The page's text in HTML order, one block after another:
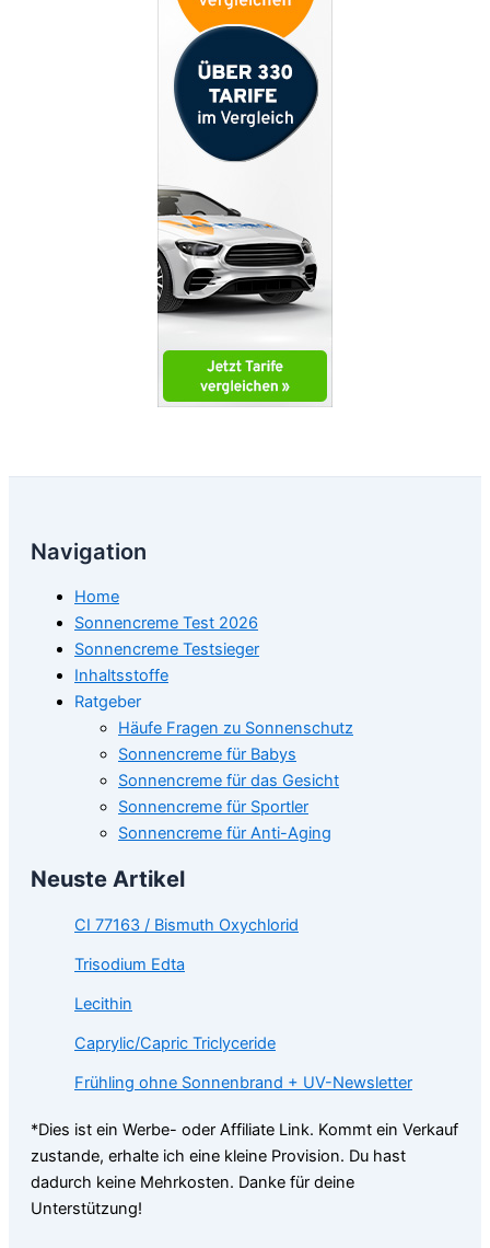
Navigation
Home
Sonnencreme Test 2026
Sonnencreme Testsieger
Inhaltsstoffe
Ratgeber
Häufe Fragen zu Sonnenschutz
Sonnencreme für Babys
Sonnencreme für das Gesicht
Sonnencreme für Sportler
Sonnencreme für Anti-Aging
Neuste Artikel
CI 77163 / Bismuth Oxychlorid
Trisodium Edta
Lecithin
Caprylic/Capric Triclyceride
Frühling ohne Sonnenbrand + UV-Newsletter
*Dies ist ein Werbe- oder Affiliate Link. Kommt ein Verkauf
zustande, erhalte ich eine kleine Provision. Du hast
dadurch keine Mehrkosten. Danke für deine
Unterstützung!